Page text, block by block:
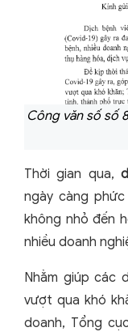
Công văn số số
Thời gian qua,
ngày càng
không nhỏ đến
nhiều doanh
Nhằm giúp các
vượt qua khó
doanh, Tổng